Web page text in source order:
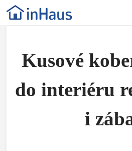
Kusové
do interiéru
i